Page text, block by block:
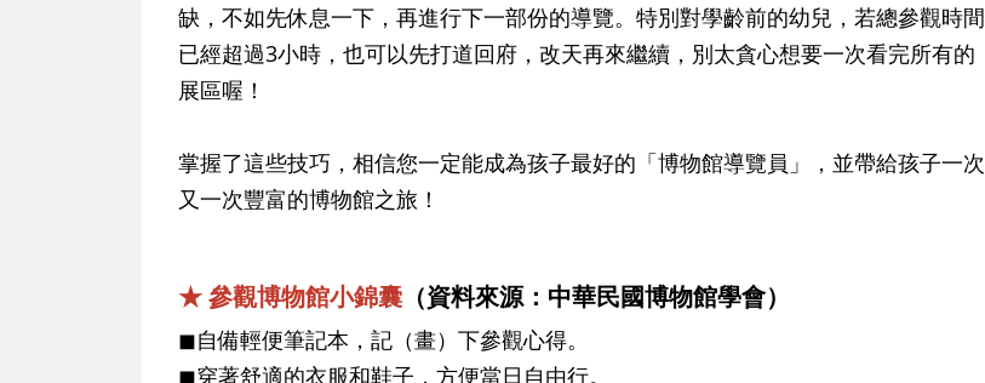
缺，不如先休息一下，再進行下一部份的導覽。特別對學齡前的幼兒，若總參觀時間
已經超過3小時，也可以先打道回府，改天再來繼續，別太貪心想要一次看完所有的
展區喔！
掌握了這些技巧，相信您一定能成為孩子最好的「博物館導覽員」，並帶給孩子一次
又一次豐富的博物館之旅！
★ 參觀博物館小錦囊 （資料來源：中華民國博物館學會）
◼自備輕便筆記本，記（畫）下參觀心得。
◼穿著舒適的衣服和鞋子，方便當日自由行。